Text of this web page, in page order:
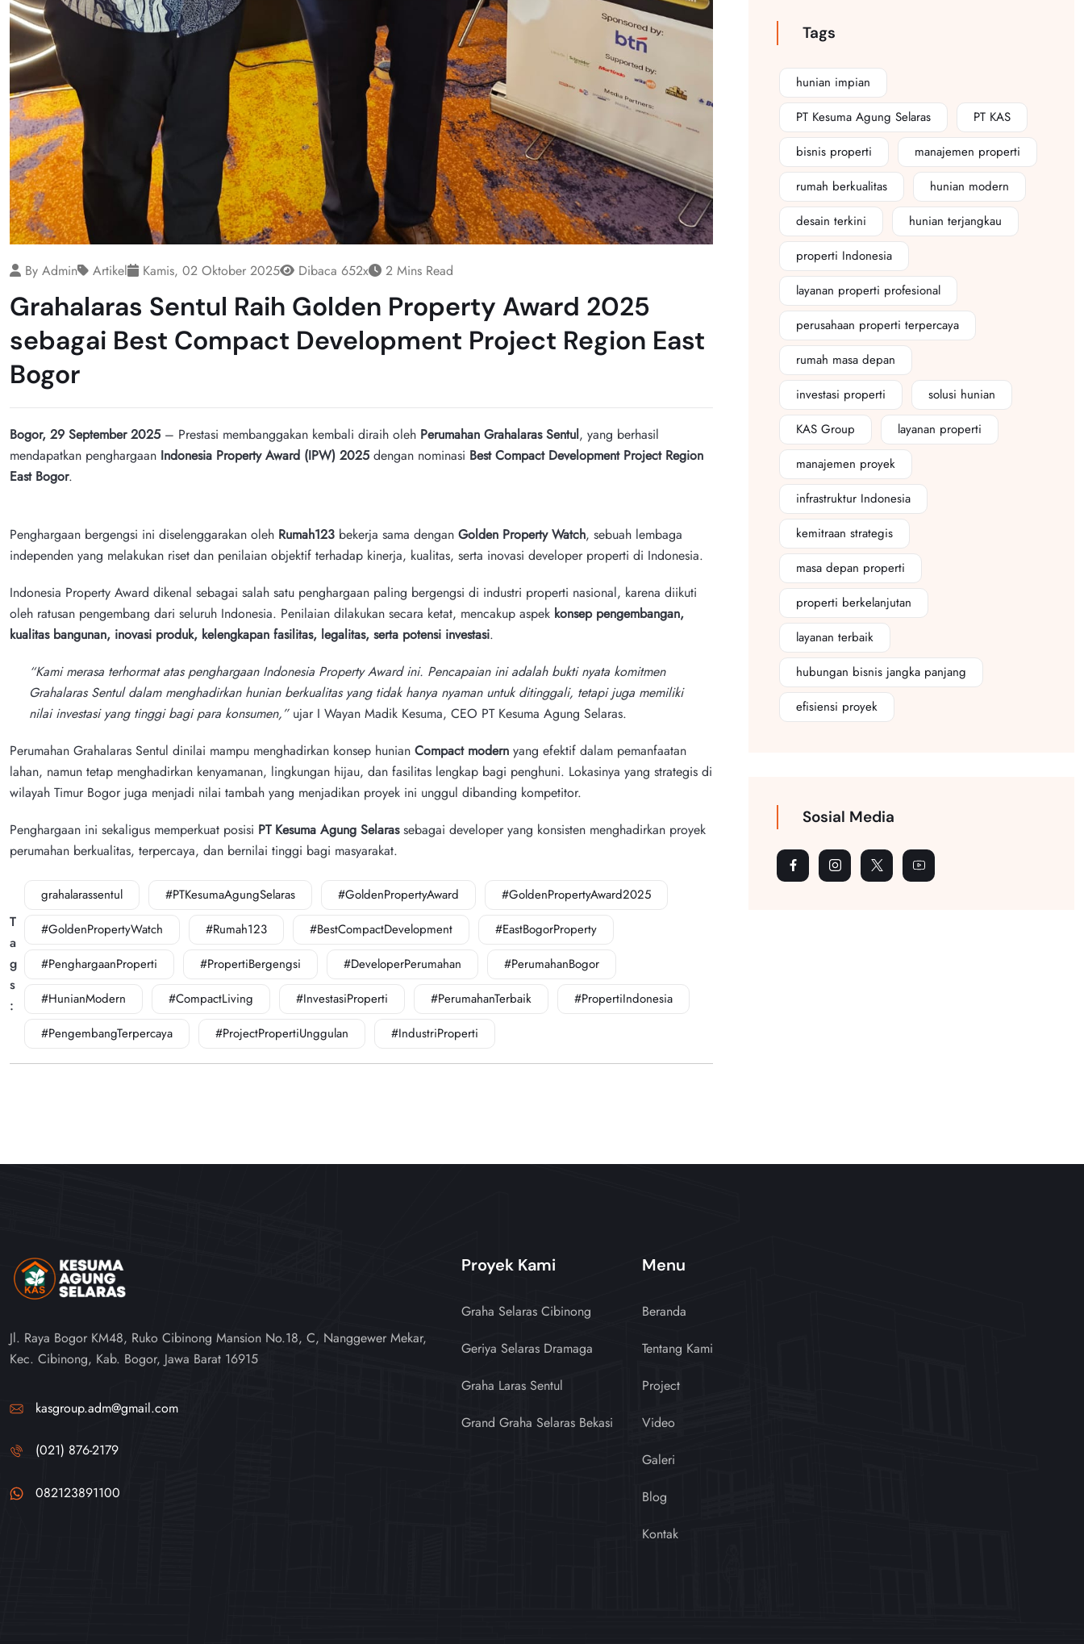
By Admin Artikel Kamis, 02 Oktober 2025 Dibaca 652x 2 Mins Read
Grahalaras Sentul Raih Golden Property Award 2025
sebagai Best Compact Development Project Region East
Bogor
Bogor, 29 September 2025 – Prestasi membanggakan kembali diraih oleh Perumahan Grahalaras Sentul, yang berhasil
mendapatkan penghargaan Indonesia Property Award (IPW) 2025 dengan nominasi Best Compact Development Project Region
East Bogor.
Penghargaan bergengsi ini diselenggarakan oleh Rumah123 bekerja sama dengan Golden Property Watch, sebuah lembaga
independen yang melakukan riset dan penilaian objektif terhadap kinerja, kualitas, serta inovasi developer properti di Indonesia.
Indonesia Property Award dikenal sebagai salah satu penghargaan paling bergengsi di industri properti nasional, karena diikuti
oleh ratusan pengembang dari seluruh Indonesia. Penilaian dilakukan secara ketat, mencakup aspek konsep pengembangan,
kualitas bangunan, inovasi produk, kelengkapan fasilitas, legalitas, serta potensi investasi.
“Kami merasa terhormat atas penghargaan Indonesia Property Award ini. Pencapaian ini adalah bukti nyata komitmen
Grahalaras Sentul dalam menghadirkan hunian berkualitas yang tidak hanya nyaman untuk ditinggali, tetapi juga memiliki
nilai investasi yang tinggi bagi para konsumen,”ujar I Wayan Madik Kesuma, CEO PT Kesuma Agung Selaras.
Perumahan Grahalaras Sentul dinilai mampu menghadirkan konsep hunian Compact modern yang efektif dalam pemanfaatan
lahan, namun tetap menghadirkan kenyamanan, lingkungan hijau, dan fasilitas lengkap bagi penghuni. Lokasinya yang strategis di
wilayah Timur Bogor juga menjadi nilai tambah yang menjadikan proyek ini unggul dibanding kompetitor.
Penghargaan ini sekaligus memperkuat posisi PT Kesuma Agung Selarassebagai developer yang konsisten menghadirkan proyek
perumahan berkualitas, terpercaya, dan bernilai tinggi bagi masyarakat.
T
a
g
s
:
grahalarassentul #PTKesumaAgungSelaras #GoldenPropertyAward
#GoldenPropertyAward2025
#GoldenPropertyWatch
#Rumah123 #BestCompactDevelopment
#EastBogorProperty
#PenghargaanProperti
#PropertiBergengsi #DeveloperPerumahan
#PerumahanBogor
#HunianModern
#CompactLiving #InvestasiProperti #PerumahanTerbaik
#PropertiIndonesia
#PengembangTerpercaya
#ProjectPropertiUnggulan #IndustriProperti
Tags
hunian impian
PT Kesuma Agung Selaras
PT KAS
bisnis properti
manajemen properti
rumah berkualitas
hunian modern
desain terkini
hunian terjangkau
properti Indonesia
layanan properti profesional
perusahaan properti terpercaya
rumah masa depan
investasi properti
solusi hunian
KAS Group
layanan properti
manajemen proyek
infrastruktur Indonesia
kemitraan strategis
masa depan properti
properti berkelanjutan
layanan terbaik
hubungan bisnis jangka panjang
efisiensi proyek
Sosial Media
Jl. Raya Bogor KM48, Ruko Cibinong Mansion No.18, C, Nanggewer Mekar,
Kec. Cibinong, Kab. Bogor, Jawa Barat 16915
kasgroup.adm@gmail.com
(021) 876-2179
082123891100
Proyek Kami
Graha Selaras Cibinong
Geriya Selaras Dramaga
Graha Laras Sentul
Grand Graha Selaras Bekasi
Menu
Beranda
Tentang Kami
Project
Video
Galeri
Blog
Kontak